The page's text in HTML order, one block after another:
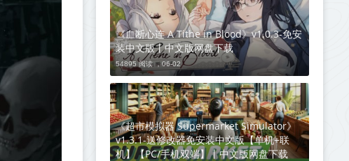
《血断心连 A Tithe in Blood》v1.0.3-免安
装中文版丨中文版网盘下载
54895 阅读 ，06-02
《超市模拟器 Supermarket Simulator》
v1.3.1-送修改器免安装中文版【单机+联
机】【PC/手机双端】丨中文版网盘下载